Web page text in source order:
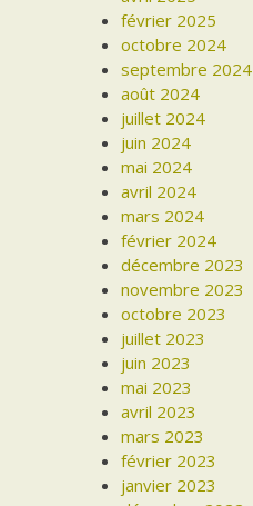
février 2025
octobre 2024
septembre 2024
août 2024
juillet 2024
juin 2024
mai 2024
avril 2024
mars 2024
février 2024
décembre 2023
novembre 2023
octobre 2023
juillet 2023
juin 2023
mai 2023
avril 2023
mars 2023
février 2023
janvier 2023